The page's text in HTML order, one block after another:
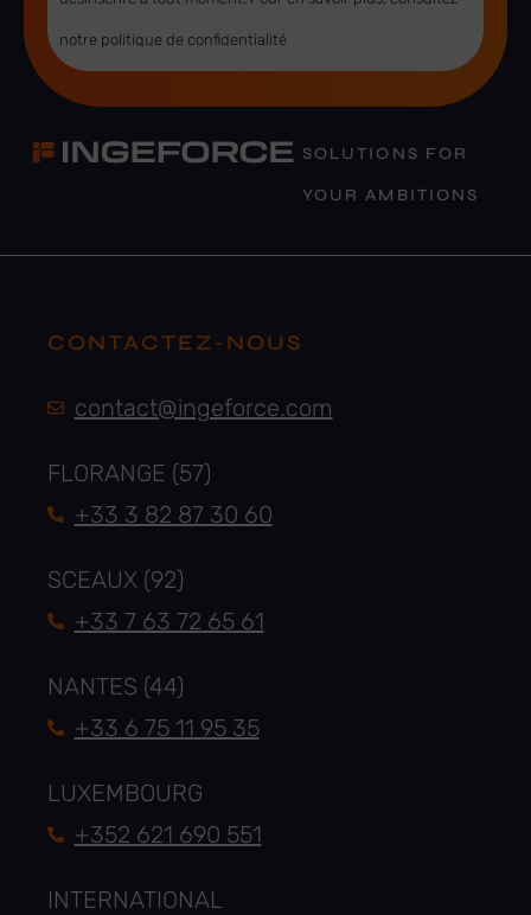
notre politique de confidentialité
SOLUTIONS FOR
YOUR AMBITIONS
CONTACTEZ-NOUS
contact@ingeforce.com
FLORANGE (57)
+33 3 82 87 30 60
SCEAUX (92)
+33 7 63 72 65 61
NANTES (44)
+33 6 75 11 95 35
LUXEMBOURG
+352 621 690 551
INTERNATIONAL